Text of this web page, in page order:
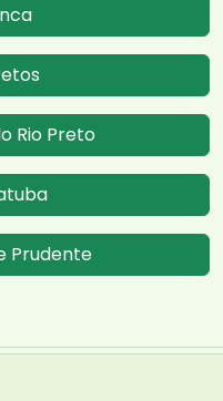
Rio Preto
Prudente